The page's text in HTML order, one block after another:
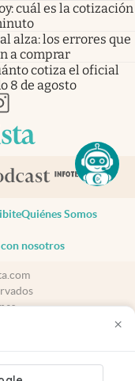
×
cuál es la cotización
alza: los errores que
a comprar
cotiza el oficial
8 de agosto
pestaña
nueva pestaña
en nueva pestaña
abre en nueva pestaña
Quiénes Somos
nosotros